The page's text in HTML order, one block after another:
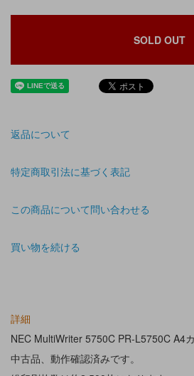
SOLD OUT
返品について
特定商取引法に基づく表記
この商品について問い合わせる
買い物を続ける
詳細
NEC MultiWriter 5750C PR-L5750C A4
中古品、動作確認済みです。